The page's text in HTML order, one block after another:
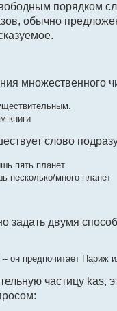
порядком
обычно
множественного
книги
слово
пять планет
несколько/много планет
задать двумя
он предпочитает Париж
частицу kas,